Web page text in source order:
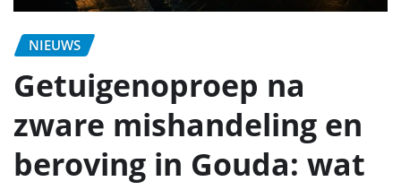
NIEUWS
Getuigenoproep na
zware mishandeling en
beroving in Gouda: wat